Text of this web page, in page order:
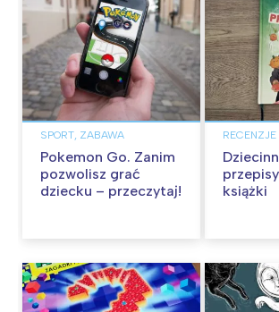
SPORT, ZABAWA
Pokemon Go. Zanim
pozwolisz grać
dziecku – przeczytaj!
RECENZJE
książki